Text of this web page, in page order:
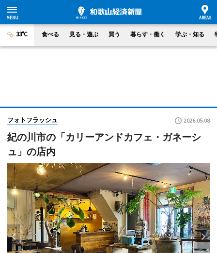
33°C 食べる 見る・遊ぶ 買う 暮らす・働く 学ぶ・知る
フォトフラッシュ 2026.05.08
紀の川市の「カリーアンドカフェ・ガネーシ
ュ」の店内